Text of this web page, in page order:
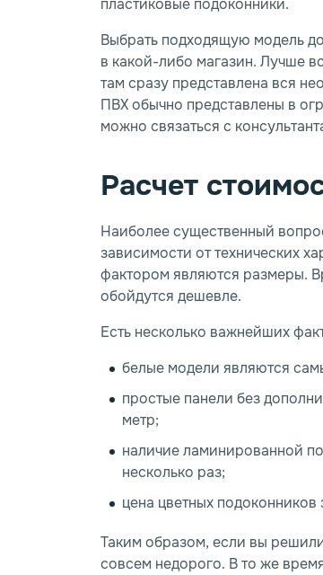
пластиковые подоконники.
Выбрать подходящую модель
в какой-либо магазин. Лучше
там сразу представлена вся
ПВХ обычно представлены в
можно связаться с
Расчет
Наиболее существенный
зависимости от технических
фактором являются размеры.
обойдутся дешевле.
Есть несколько важнейших
белые модели являются
простые панели без
метр;
наличие ламинированной
несколько раз;
цена цветных
Таким образом, если вы
совсем недорого. В то же